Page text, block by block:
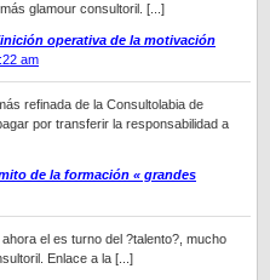
glamour consultoril. [...]
operativa de la motivación
am
refinada de la Consultolabia de
por transferir la responsabilidad a
de la formación « grandes
el es turno del ?talento?, mucho
Enlace a la [...]